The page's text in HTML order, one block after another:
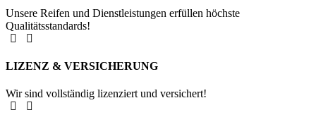
Unsere Reifen und Dienstleistungen erfüllen höchste
Qualitätsstandards!
LIZENZ & VERSICHERUNG
Wir sind vollständig lizenziert und versichert!